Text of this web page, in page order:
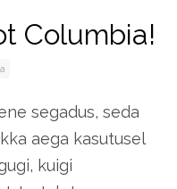
Columbia!
segadus, seda
aega kasutusel
kuigi